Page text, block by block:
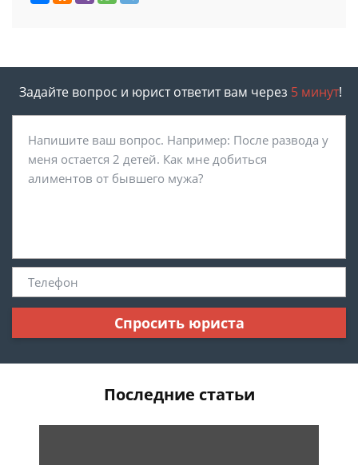
Задайте вопрос и юрист ответит вам через 5 минут!
Спросить юриста
Последние статьи